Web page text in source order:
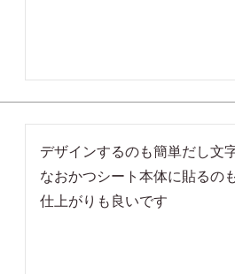
デザインするのも簡単だし文
なおかつシート本体に貼るの
仕上がりも良いです